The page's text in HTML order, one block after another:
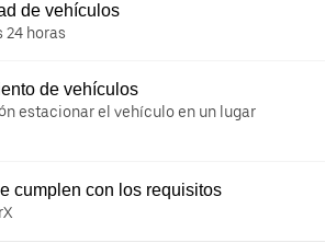
de vehículos
24 horas
de vehículos
estacionar el vehículo en un lugar
cumplen con los requisitos